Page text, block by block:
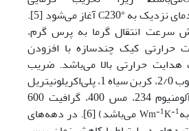
نزدیک به °C230 آغاز می
‌شود [5].
سرعت انتقال گرما به پرس گرم،
حرارتی کیک چندسازه با افزودن
هدایت حرارتی بالا می‌باشد. ضریب
هدایت حرارتی برای چوب 2/0، کربن سیاه 1، پلی‌اکریلونیتریل
10، آلومنیوم 234، مس 400، گرافیت 600
Wm-1K-1
می‌باشد) [6]. در دهه‌های